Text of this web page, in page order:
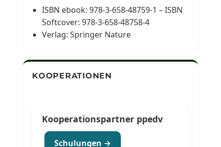
ISBN ebook: 978-3-658-48759-1 – ISBN
Softcover: 978-3-658-48758-4
Verlag: Springer Nature
KOOPERATIONEN
Kooperationspartner ppedv
Schulungen →